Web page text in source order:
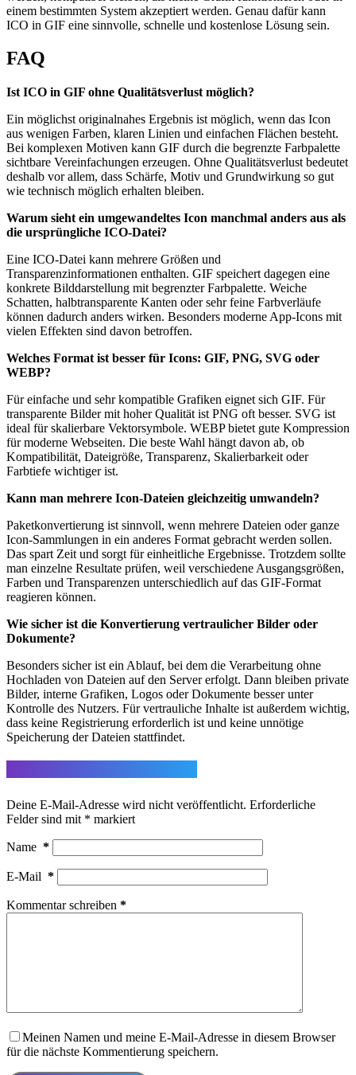
einem bestimmten System akzeptiert werden. Genau dafür kann
ICO in GIF eine sinnvolle, schnelle und kostenlose Lösung sein.
FAQ
Ist ICO in GIF ohne Qualitätsverlust möglich?
Ein möglichst originalnahes Ergebnis ist möglich, wenn das Icon
aus wenigen Farben, klaren Linien und einfachen Flächen besteht.
Bei komplexen Motiven kann GIF durch die begrenzte Farbpalette
sichtbare Vereinfachungen erzeugen. Ohne Qualitätsverlust bedeutet
deshalb vor allem, dass Schärfe, Motiv und Grundwirkung so gut
wie technisch möglich erhalten bleiben.
Warum sieht ein umgewandeltes Icon manchmal anders aus als
die ursprüngliche ICO-Datei?
Eine ICO-Datei kann mehrere Größen und
Transparenzinformationen enthalten. GIF speichert dagegen eine
konkrete Bilddarstellung mit begrenzter Farbpalette. Weiche
Schatten, halbtransparente Kanten oder sehr feine Farbverläufe
können dadurch anders wirken. Besonders moderne App-Icons mit
vielen Effekten sind davon betroffen.
Welches Format ist besser für Icons: GIF, PNG, SVG oder
WEBP?
Für einfache und sehr kompatible Grafiken eignet sich GIF. Für
transparente Bilder mit hoher Qualität ist PNG oft besser. SVG ist
ideal für skalierbare Vektorsymbole. WEBP bietet gute Kompression
für moderne Webseiten. Die beste Wahl hängt davon ab, ob
Kompatibilität, Dateigröße, Transparenz, Skalierbarkeit oder
Farbtiefe wichtiger ist.
Kann man mehrere Icon-Dateien gleichzeitig umwandeln?
Paketkonvertierung ist sinnvoll, wenn mehrere Dateien oder ganze
Icon-Sammlungen in ein anderes Format gebracht werden sollen.
Das spart Zeit und sorgt für einheitliche Ergebnisse. Trotzdem sollte
man einzelne Resultate prüfen, weil verschiedene Ausgangsgrößen,
Farben und Transparenzen unterschiedlich auf das GIF-Format
reagieren können.
Wie sicher ist die Konvertierung vertraulicher Bilder oder
Dokumente?
Besonders sicher ist ein Ablauf, bei dem die Verarbeitung ohne
Hochladen von Dateien auf den Server erfolgt. Dann bleiben private
Bilder, interne Grafiken, Logos oder Dokumente besser unter
Kontrolle des Nutzers. Für vertrauliche Inhalte ist außerdem wichtig,
dass keine Registrierung erforderlich ist und keine unnötige
Speicherung der Dateien stattfindet.
Deine E-Mail-Adresse wird nicht veröffentlicht. Erforderliche
Felder sind mit * markiert
Name *
E-Mail *
Kommentar schreiben *
Meinen Namen und meine E-Mail-Adresse in diesem Browser
für die nächste Kommentierung speichern.